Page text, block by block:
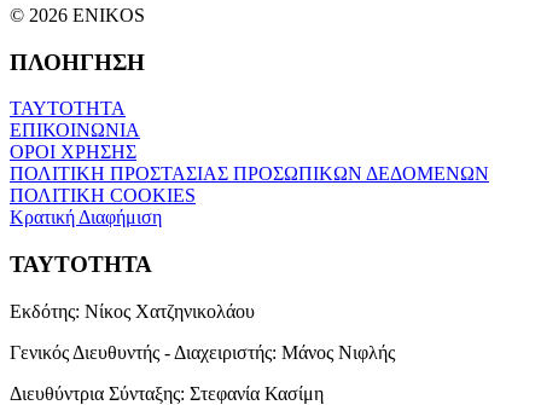
© 2026 ENIKOS
ΠΛΟΗΓΗΣΗ
ΤΑΥΤΟΤΗΤΑ
ΕΠΙΚΟΙΝΩΝΙΑ
ΟΡΟΙ ΧΡΗΣΗΣ
ΠΟΛΙΤΙΚΗ ΠΡΟΣΤΑΣΙΑΣ ΠΡΟΣΩΠΙΚΩΝ ΔΕΔΟΜΕΝΩΝ
ΠΟΛΙΤΙΚΗ COOKIES
Κρατική Διαφήμιση
ΤΑΥΤΟΤΗΤΑ
Εκδότης: Νίκος Χατζηνικολάου
Γενικός Διευθυντής - Διαχειριστής: Μάνος Νιφλής
Διευθύντρια Σύνταξης: Στεφανία Κασίμη